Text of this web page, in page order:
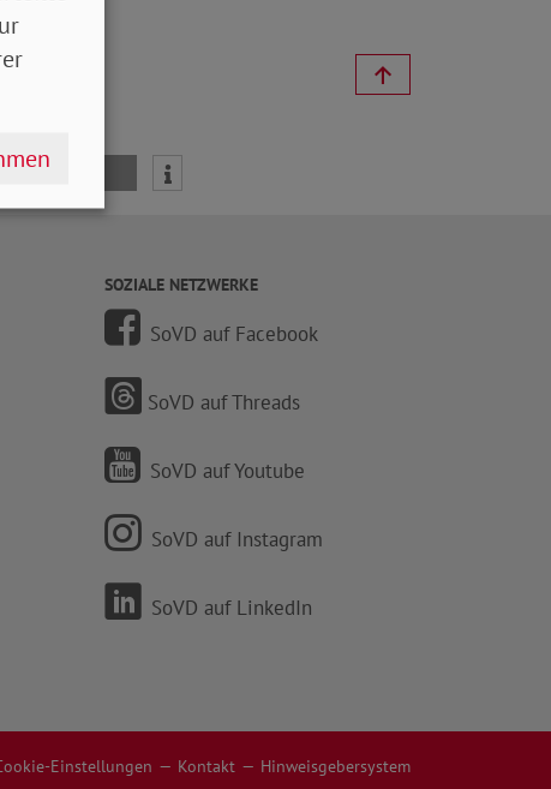
SOZIALE NETZWERKE
SoVD auf Facebook
SoVD auf Threads
SoVD auf Youtube
SoVD auf Instagram
SoVD auf LinkedIn
Einstellungen Kontakt Hinweisgebersystem